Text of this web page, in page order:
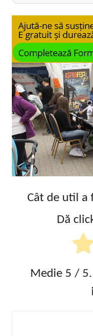
Cât de util a
Dă
Medie 5 / 5.